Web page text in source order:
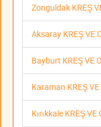
Zonguldak KREŞ
Aksaray KREŞ VE
Bayburt KREŞ VE
Karaman KREŞ
Kırıkkale KREŞ